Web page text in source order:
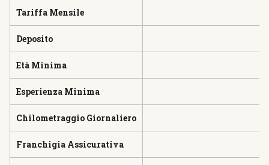
Tariffa Mensile
Deposito
Età Minima
Esperienza Minima
Chilometraggio Giornaliero
Franchigia Assicurativa